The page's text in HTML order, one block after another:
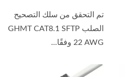
تم التحقق من سلك التصحيح
الصلب GHMT CAT8.1 SFTP
22 AWG وفقًا...